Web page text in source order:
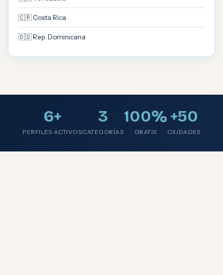
🇨🇷 Costa Rica
🇩🇴 Rep. Dominicana
6+
PERFILES ACTIVOS
3
CATEGORÍAS
100%
GRATIS
+50
CIUDADES